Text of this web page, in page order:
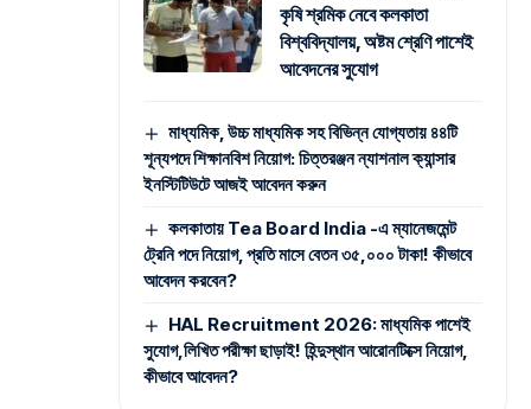
কৃষি শ্রমিক নেবে কলকাতা
বিশ্ববিদ্যালয়, অষ্টম শ্রেণি পাশেই
আবেদনের সুযোগ
মাধ্যমিক, উচ্চ মাধ্যমিক সহ বিভিন্ন যোগ্যতায় ৪৪টি
শূন্যপদে শিক্ষানবিশ নিয়োগ: চিত্তরঞ্জন ন্যাশনাল ক্যান্সার
ইনস্টিটিউটে আজই আবেদন করুন
কলকাতায় Tea Board India -এ ম্যানেজমেন্ট
ট্রেনি পদে নিয়োগ, প্রতি মাসে বেতন ৩৫,০০০ টাকা! কীভাবে
আবেদন করবেন?
HAL Recruitment 2026: মাধ্যমিক পাশেই
সুযোগ,লিখিত পরীক্ষা ছাড়াই! হিন্দুস্থান আরোনটিক্সে নিয়োগ,
কীভাবে আবেদন?